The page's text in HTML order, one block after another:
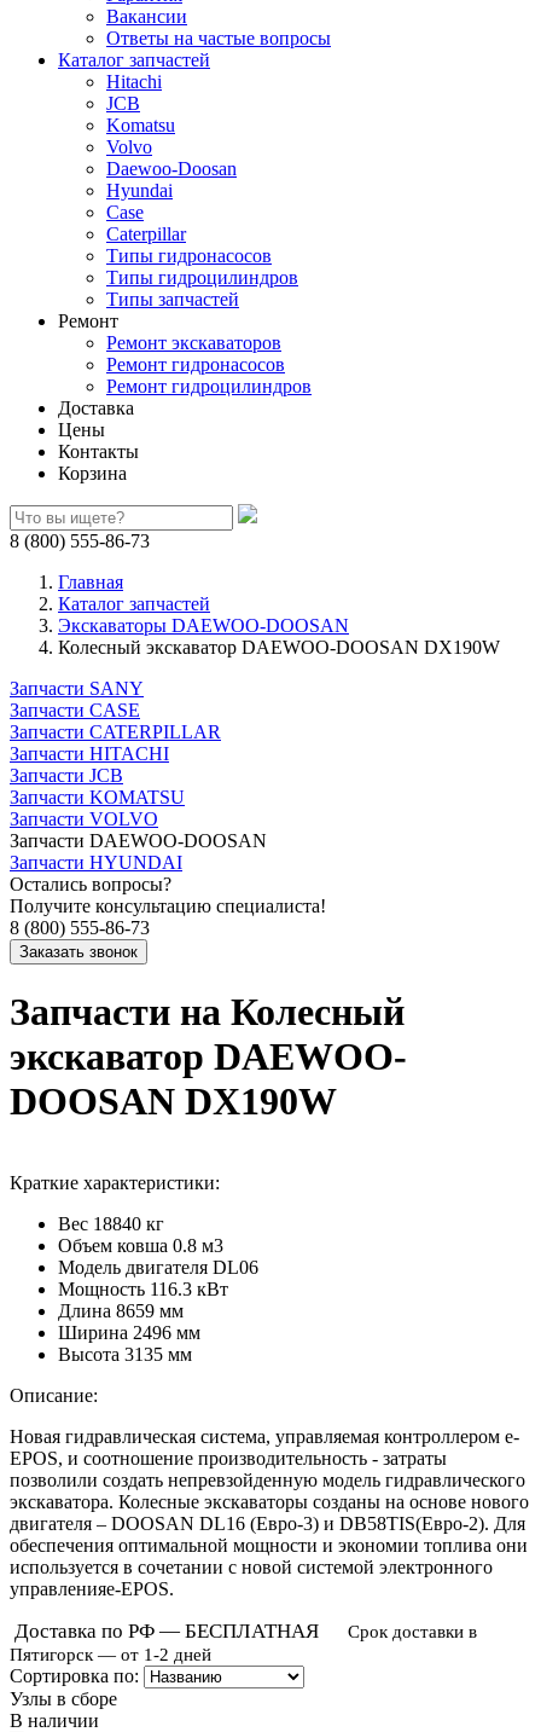
Вакансии
Ответы на частые вопросы
Каталог запчастей
Hitachi
JCB
Komatsu
Volvo
Daewoo-Doosan
Hyundai
Case
Caterpillar
Типы гидронасосов
Типы гидроцилиндров
Типы запчастей
Ремонт
Ремонт экскаваторов
Ремонт гидронасосов
Ремонт гидроцилиндров
Доставка
Цены
Контакты
Корзина
8 (800) 555-86-73
Главная
Каталог запчастей
Экскаваторы DAEWOO-DOOSAN
Колесный экскаватор DAEWOO-DOOSAN DX190W
Запчасти SANY
Запчасти CASE
Запчасти CATERPILLAR
Запчасти HITACHI
Запчасти JCB
Запчасти KOMATSU
Запчасти VOLVO
Запчасти DAEWOO-DOOSAN
Запчасти HYUNDAI
Остались вопросы?
Получите консультацию специалиста!
8 (800) 555-86-73
Запчасти на Колесный
экскаватор DAEWOO-
DOOSAN DX190W
Краткие характеристики:
Вес 18840 кг
Объем ковша 0.8 м3
Модель двигателя DL06
Мощность 116.3 кВт
Длина 8659 мм
Ширина 2496 мм
Высота 3135 мм
Описание:
Новая гидравлическая система, управляемая контроллером e-
EPOS, и соотношение производительность - затраты
позволили создать непревзойденную модель гидравлического
экскаватора. Колесные экскаваторы созданы на основе нового
двигателя – DOOSAN DL16 (Евро-3) и DB58TIS(Евро-2). Для
обеспечения оптимальной мощности и экономии топлива они
используется в сочетании с новой системой электронного
управленияe-EPOS.
Доставка по РФ — БЕСПЛАТНАЯ
Срок доставки в
Пятигорск — от 1-2 дней
Сортировка по:
Узлы в сборе
В наличии